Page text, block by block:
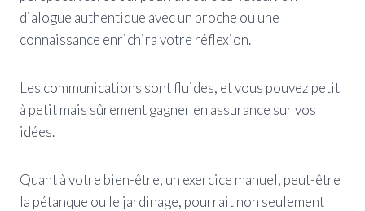
dialogue authentique avec un proche ou une
connaissance enrichira votre réflexion.
Les communications sont fluides, et vous pouvez petit
à petit mais sûrement gagner en assurance sur vos
idées.
Quant à votre bien-être, un exercice manuel, peut-être
la pétanque ou le jardinage, pourrait non seulement